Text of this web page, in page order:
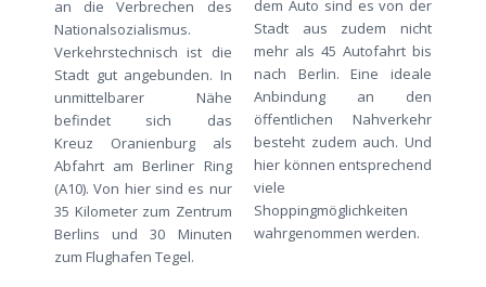
an die Verbrechen des
Nationalsozialismus.
Verkehrstechnisch ist die
Stadt gut angebunden. In
unmittelbarer Nähe
befindet sich das
Kreuz Oranienburg als
Abfahrt am Berliner Ring
(A10). Von hier sind es nur
35 Kilometer zum Zentrum
Berlins und 30 Minuten
zum Flughafen Tegel.
dem Auto sind es von der
Stadt aus zudem nicht
mehr als 45 Autofahrt bis
nach Berlin. Eine ideale
Anbindung an den
öffentlichen Nahverkehr
besteht zudem auch. Und
hier können entsprechend
viele
Shoppingmöglichkeiten
wahrgenommen werden.